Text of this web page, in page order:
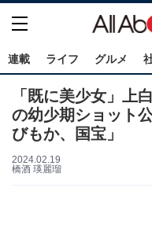
連載 ライフ グルメ
「既に美少女」上
の幼少期ショット
びもか、国宝」
2024.02.19
橋酒 瑛麗瑠